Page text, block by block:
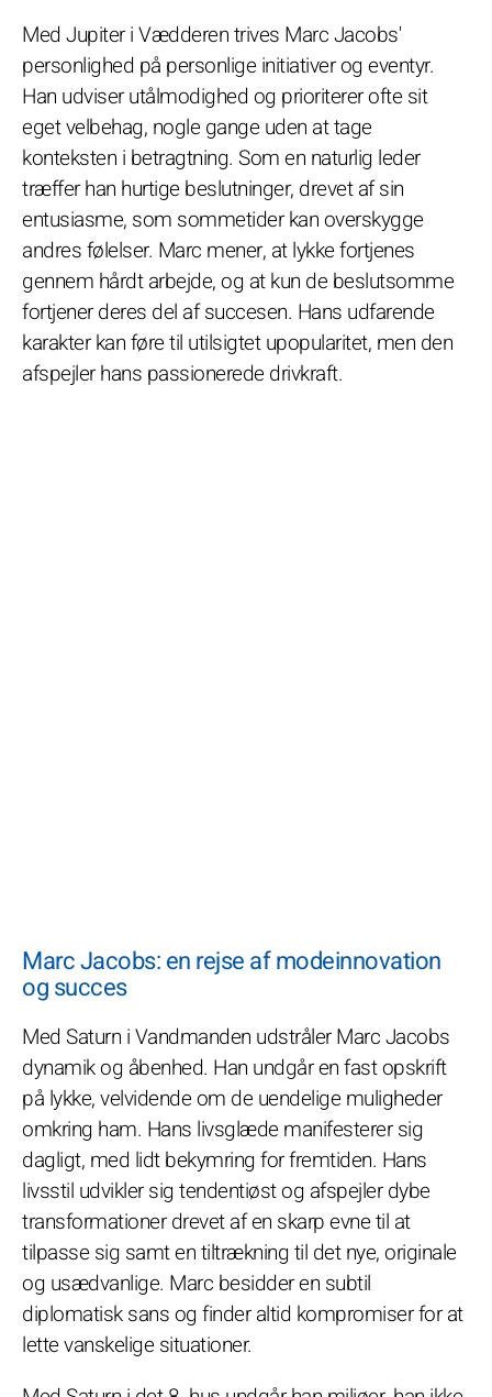
Med Jupiter i Vædderen trives Marc Jacobs'
personlighed på personlige initiativer og eventyr.
Han udviser utålmodighed og prioriterer ofte sit
eget velbehag, nogle gange uden at tage
konteksten i betragtning. Som en naturlig leder
træffer han hurtige beslutninger, drevet af sin
entusiasme, som sommetider kan overskygge
andres følelser. Marc mener, at lykke fortjenes
gennem hårdt arbejde, og at kun de beslutsomme
fortjener deres del af succesen. Hans udfarende
karakter kan føre til utilsigtet upopularitet, men den
afspejler hans passionerede drivkraft.
Marc Jacobs: en rejse af modeinnovation
og succes
Med Saturn i Vandmanden udstråler Marc Jacobs
dynamik og åbenhed. Han undgår en fast opskrift
på lykke, velvidende om de uendelige muligheder
omkring ham. Hans livsglæde manifesterer sig
dagligt, med lidt bekymring for fremtiden. Hans
livsstil udvikler sig tendentiøst og afspejler dybe
transformationer drevet af en skarp evne til at
tilpasse sig samt en tiltrækning til det nye, originale
og usædvanlige. Marc besidder en subtil
diplomatisk sans og finder altid kompromiser for at
lette vanskelige situationer.